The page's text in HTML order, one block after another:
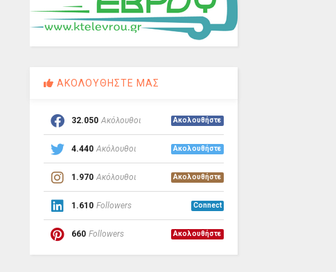
ΑΚΟΛΟΥΘΗΣΤΕ ΜΑΣ
32.050 Ακόλουθοι Ακολουθήστε
4.440 Ακόλουθοι Ακολουθήστε
1.970 Ακόλουθοι Ακολουθήστε
1.610 Followers Connect
660 Followers Ακολουθήστε